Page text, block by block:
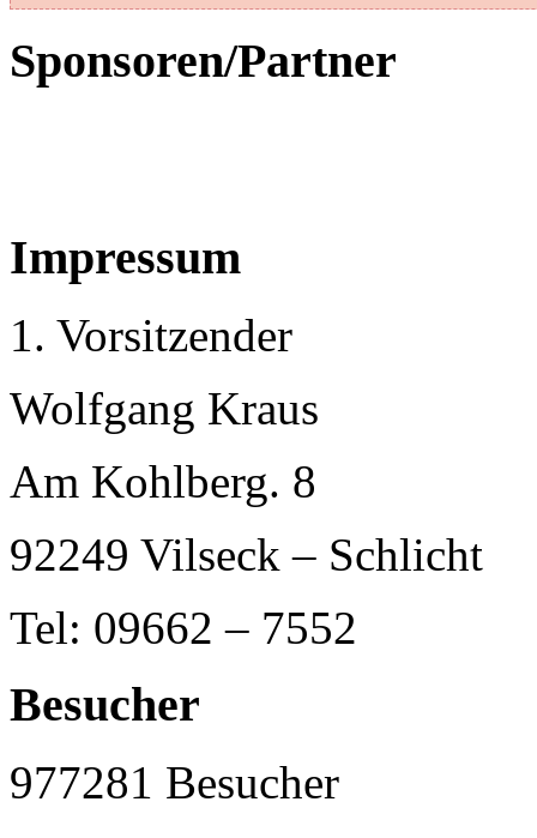
Sponsoren/Partner
Impressum
1. Vorsitzender
Wolfgang Kraus
Am Kohlberg. 8
92249 Vilseck – Schlicht
Tel: 09662 – 7552
Besucher
977281 Besucher